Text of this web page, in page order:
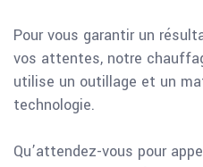
Pour vous garantir un
vos attentes, notre
utilise un outillage et un
technologie.
Qu’attendez-vous pour